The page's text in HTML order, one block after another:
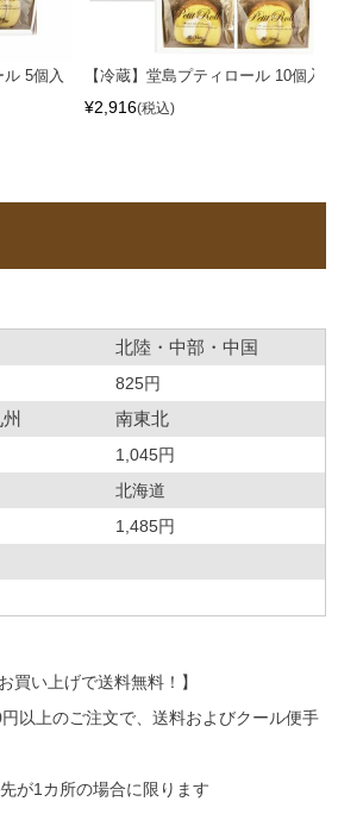
ル 5個入 【冷蔵】堂島プティロール 10個入
¥2,916 税込
北陸・中部・中国
825円
南東北
1,045円
北海道
1,485円
買い上げで送料無料！】
以上のご注文で、送料およびクール便手
が1カ所の場合に限ります